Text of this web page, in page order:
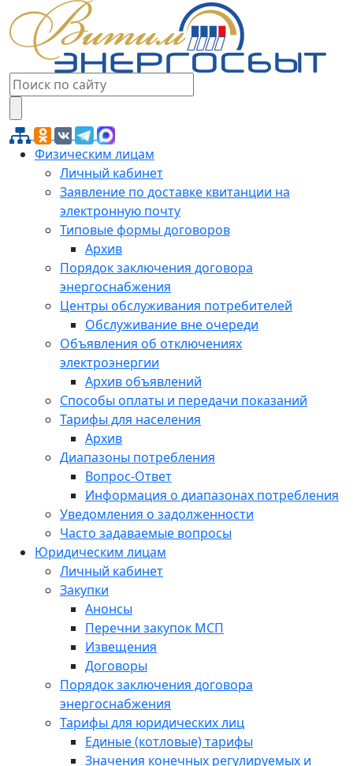
Физическим лицам
Личный кабинет
Заявление по доставке квитанции на
электронную почту
Типовые формы договоров
Архив
Порядок заключения договора
энергоснабжения
Центры обслуживания потребителей
Обслуживание вне очереди
Объявления об отключениях
электроэнергии
Архив объявлений
Способы оплаты и передачи показаний
Тарифы для населения
Архив
Диапазоны потребления
Вопрос-Ответ
Информация о диапазонах потребления
Уведомления о задолженности
Часто задаваемые вопросы
Юридическим лицам
Личный кабинет
Закупки
Анонсы
Перечни закупок МСП
Извещения
Договоры
Порядок заключения договора
энергоснабжения
Тарифы для юридических лиц
Единые (котловые) тарифы
Значения конечных регулируемых и